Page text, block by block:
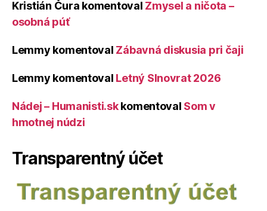
Kristián Čura komentoval Zmysel a ničota –
osobná púť
Lemmy komentoval Zábavná diskusia pri čaji
Lemmy komentoval Letný Slnovrat 2026
Nádej – Humanisti.skkomentoval Som v
hmotnej núdzi
Transparentný účet